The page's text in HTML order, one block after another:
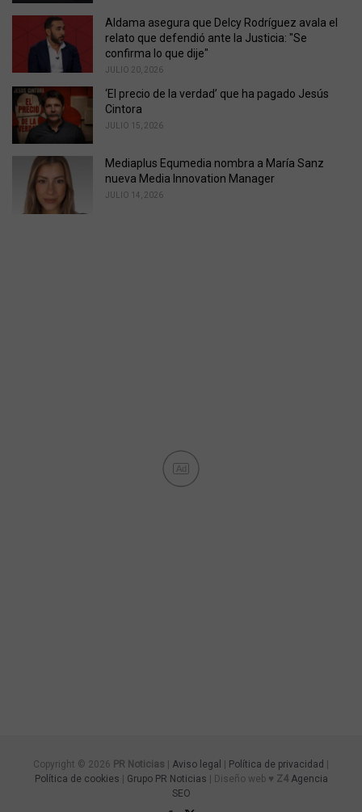
Aldama asegura que Delcy Rodríguez avala el
relato que defendió ante la Justicia: "Se
confirma lo que dije"
JULIO 20, 2026
‘El precio de la verdad’ que ha pagado Jesús
Cintora
JULIO 15, 2026
Mediaplus Equmedia nombra a María Sanz
nueva Media Innovation Manager
JULIO 14, 2026
Ad
Copyright © 2026 PR Noticias Aviso legal Política de privacidad
Política de cookies
Grupo PR Noticias | Diseño web ♥ Z4 Agencia
SEO